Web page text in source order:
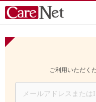
ご利用いただく